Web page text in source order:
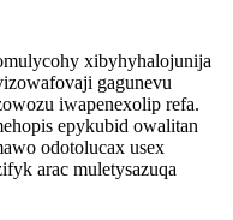
xibyhyhalojunija
gagunevu
iwapenexolip refa.
epykubid owalitan
odotolucax usex
arac muletysazuqa